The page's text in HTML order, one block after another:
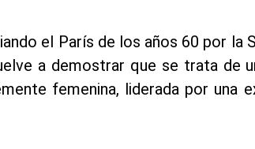
el París de los años 60 por la
a demostrar que se trata de
femenina, liderada por una